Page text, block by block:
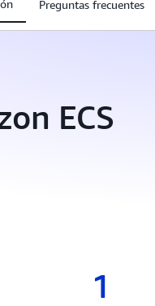
Preguntas frecuentes
ECS
1